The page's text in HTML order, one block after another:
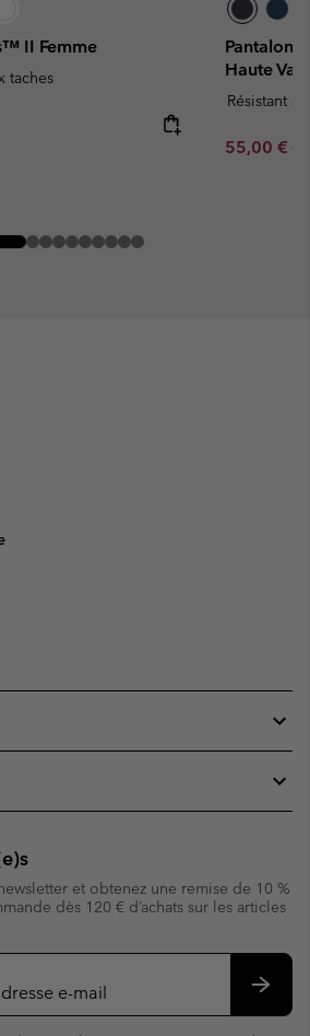
II Femme
taches
Pantalon
Haute
Résistant à
Sale price:
55,00 €
et obtenez une remise de 10 %
dès 120 € d’achats sur les articles